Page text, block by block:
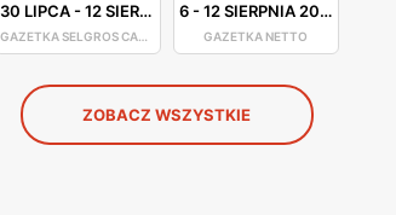
30 LIPCA-12 SIERPNIA 2026
GAZETKA SELGROS CASH&CARRY
6-12 SIERPNIA 2026
GAZETKA NETTO
ZOBACZ WSZYSTKIE